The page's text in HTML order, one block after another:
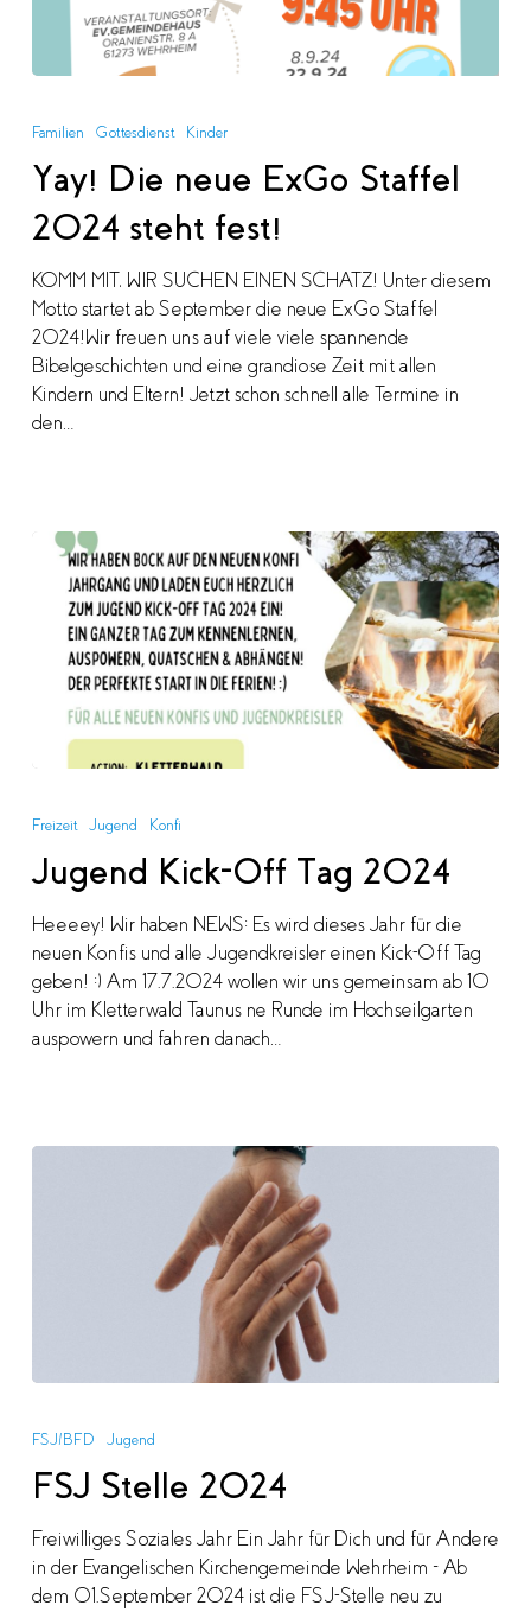
neue
ExGo
Staffel
2024
fest!
Familien Gottesdienst Kinder
Yay! Die neue ExGo Staffel
2024 steht fest!
KOMM MIT, WIR SUCHEN EINEN SCHATZ! Unter diesem
Motto startet ab September die neue ExGo Staffel
2024!Wir freuen uns auf viele viele spannende
Bibelgeschichten und eine grandiose Zeit mit allen
Kindern und Eltern! Jetzt schon schnell alle Termine in
den…
Off
Tag
2024
Freizeit Jugend Konfi
Jugend Kick-Off Tag 2024
Heeeey! Wir haben NEWS: Es wird dieses Jahr für die
neuen Konfis und alle Jugendkreisler einen Kick-Off Tag
geben! :) Am 17.7.2024 wollen wir uns gemeinsam ab 10
Uhr im Kletterwald Taunus ne Runde im Hochseilgarten
auspowern und fahren danach…
FSJ/BFD Jugend
FSJ Stelle 2024
Freiwilliges Soziales Jahr Ein Jahr für Dich und für Andere
in der Evangelischen Kirchengemeinde Wehrheim – Ab
dem 01.September 2024 ist die FSJ-Stelle neu zu